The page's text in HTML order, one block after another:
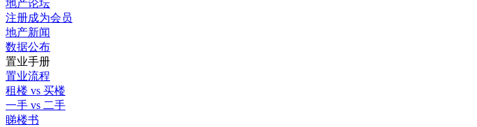
地产论坛
注册成为会员
地产新闻
数据公布
置业手册
置业流程
租楼 vs 买楼
一手 vs 二手
睇楼书